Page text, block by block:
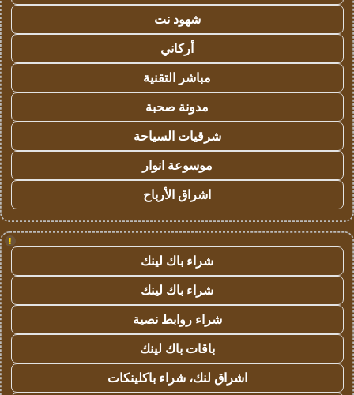
شهود نت
أركاني
مباشر التقنية
مدونة صحبة
شرقيات السياحة
موسوعة انوار
اشراق الأرباح
!
شراء باك لينك
شراء باك لينك
شراء روابط نصية
باقات باك لينك
اشراق لنك، شراء باكلينكات